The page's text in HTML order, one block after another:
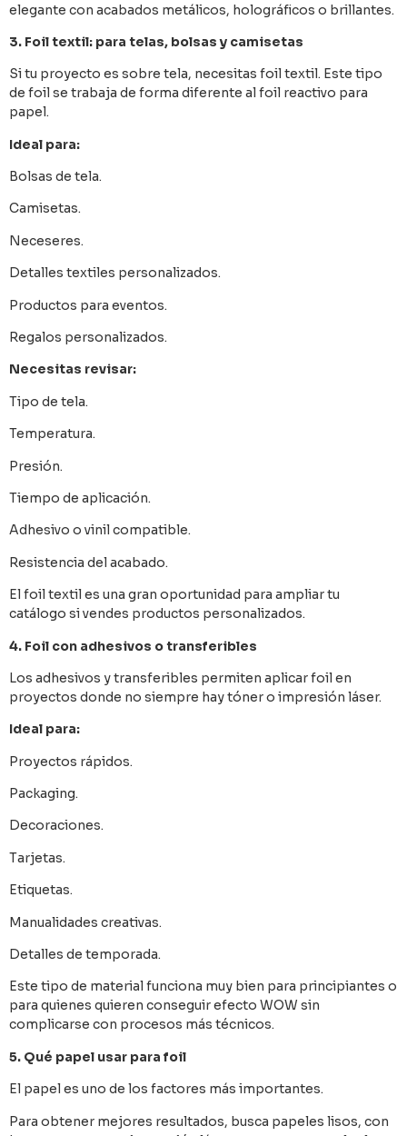
elegante con acabados metálicos, holográficos o brillantes.
3. Foil textil: para telas, bolsas y camisetas
Si tu proyecto es sobre tela, necesitas foil textil. Este tipo
de foil se trabaja de forma diferente al foil reactivo para
papel.
Ideal para:
Bolsas de tela.
Camisetas.
Neceseres.
Detalles textiles personalizados.
Productos para eventos.
Regalos personalizados.
Necesitas revisar:
Tipo de tela.
Temperatura.
Presión.
Tiempo de aplicación.
Adhesivo o vinil compatible.
Resistencia del acabado.
El foil textil es una gran oportunidad para ampliar tu
catálogo si vendes productos personalizados.
4. Foil con adhesivos o transferibles
Los adhesivos y transferibles permiten aplicar foil en
proyectos donde no siempre hay tóner o impresión láser.
Ideal para:
Proyectos rápidos.
Packaging.
Decoraciones.
Tarjetas.
Etiquetas.
Manualidades creativas.
Detalles de temporada.
Este tipo de material funciona muy bien para principiantes o
para quienes quieren conseguir efecto WOW sin
complicarse con procesos más técnicos.
5. Qué papel usar para foil
El papel es uno de los factores más importantes.
Para obtener mejores resultados, busca papeles lisos, con